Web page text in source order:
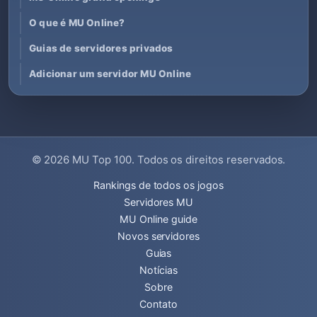
O que é MU Online?
Guias de servidores privados
Adicionar um servidor MU Online
© 2026 MU Top 100. Todos os direitos reservados.
Rankings de todos os jogos
Servidores MU
MU Online guide
Novos servidores
Guias
Notícias
Sobre
Contato